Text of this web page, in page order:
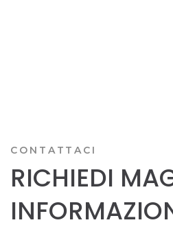
CONTATTACI
RICHIEDI